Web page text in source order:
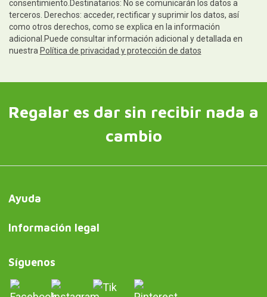
consentimiento.Destinatarios: No se comunicarán los datos a
terceros. Derechos: acceder, rectificar y suprimir los datos, así
como otros derechos, como se explica en la información
adicional.Puede consultar información adicional y detallada en
nuestra Política de privacidad y protección de datos
Regalar es dar sin recibir nada a
cambio
Ayuda
Información legal
Síguenos